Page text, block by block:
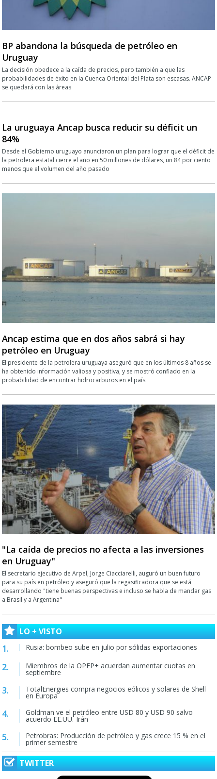
BP abandona la búsqueda de petróleo en
Uruguay
La decisión obedece a la caída de precios, pero también a que las
probabilidades de éxito en la Cuenca Oriental del Plata son escasas. ANCAP
se quedará con las áreas
La uruguaya Ancap busca reducir su déficit un
84%
Desde el Gobierno uruguayo anunciaron un plan para lograr que el déficit de
la petrolera estatal cierre el año en 50 millones de dólares, un 84 por ciento
menos que el volumen del año pasado
Ancap estima que en dos años sabrá si hay
petróleo en Uruguay
El presidente de la petrolera uruguaya aseguró que en los últimos 8 años se
ha obtenido información valiosa y positiva, y se mostró confiado en la
probabilidad de encontrar hidrocarburos en el país
"La caída de precios no afecta a las inversiones
en Uruguay"
El secretario ejecutivo de Arpel, Jorge Ciacciarelli, auguró un buen futuro
para su país en petróleo y aseguró que la regasificadora que se está
desarrollando "tiene buenas perspectivas e incluso se habla de mandar gas
a Brasil y a Argentina"
LO + VISTO
Rusia: bombeo sube en julio por sólidas exportaciones
Miembros de la OPEP+ acuerdan aumentar cuotas en
septiembre
TotalEnergies compra negocios eólicos y solares de Shell
en Europa
Goldman ve el petróleo entre USD 80 y USD 90 salvo
acuerdo EE.UU.-Irán
Petrobras: Producción de petróleo y gas crece 15 % en el
primer semestre
TWITTER